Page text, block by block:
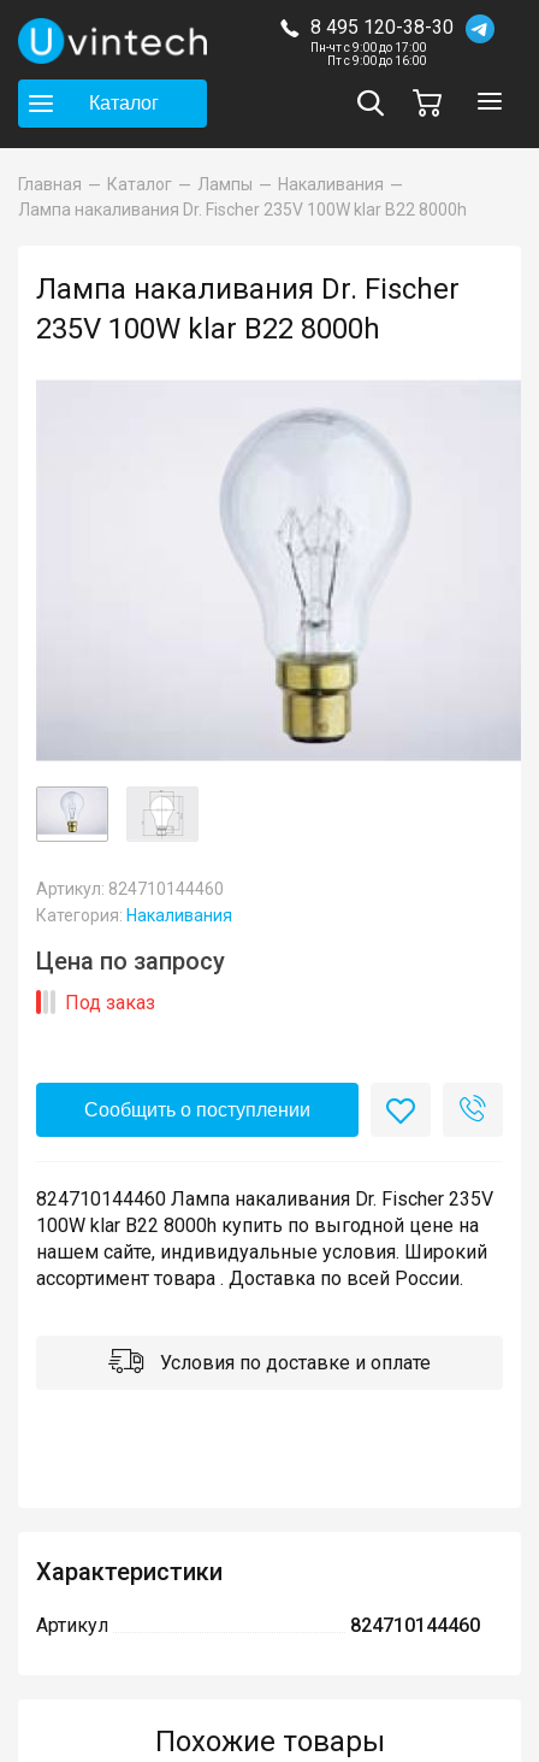
8 495 120-38-30
Пн-чт с 9:00 до 17:00
Пт с 9:00 до 16:00
Каталог
Главная Каталог Лампы
Накаливания
Лампа накаливания Dr. Fischer 235V 100W klar B22 8000h
Лампа накаливания Dr. Fischer
235V 100W klar B22 8000h
Артикул: 824710144460
Категория: Накаливания
Цена по запросу
Под заказ
Сообщить о поступлении
824710144460 Лампа накаливания Dr. Fischer 235V
100W klar B22 8000h купить по выгодной цене на
нашем сайте, индивидуальные условия. Широкий
ассортимент товара . Доставка по всей России.
Условия по доставке и оплате
Характеристики
Артикул 824710144460
Похожие товары